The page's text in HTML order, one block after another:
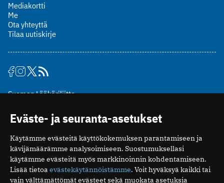
Mediakortti
Me
Ota yhteyttä
Tilaa uutiskirje
Suomen Lääkäriliitto
00510 Helsinki
puh. (09) 393 091
toimitus@potilaanlaakarilehti.fi
ISSN 2323-9476
Eväste- ja seuranta-asetukset
Käytämme evästeitä käyttökokemuksen parantamiseen ja
kävijämäärämme analysoimiseen. Suostumuksellasi
käytämme evästeitä myös markkinoinnin kohdentamiseen.
Lisää tietoa evästekäytännöistämme. Voit hyväksyä kaikki tai
vain välttämättömät evästeet sekä muokata asetuksia